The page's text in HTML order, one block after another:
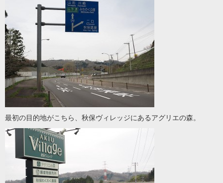
最初の目的地がこちら、秋保ヴィレッジにあるアグリエの森。